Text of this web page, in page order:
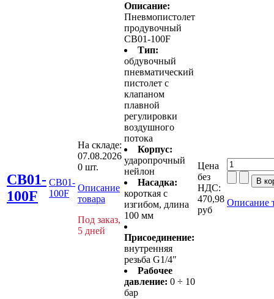
CB01-
100F
CB01-
100F
На складе:
07.08.2026
0 шт.
Описание
товара
Под заказ,
5 дней
Описание:
Пневмопистолет
продувочный
CB01-100F
Тип:
обдувочный
пневматический
пистолет с
клапаном
плавной
регулировки
воздушного
потока
Корпус:
ударопрочный
нейлон
Насадка:
короткая с
изгибом, длина
100 мм
Присоединение:
внутренняя
резьба G1/4″
Рабочее
давление: 0 ÷ 10
бар
Цена
без
НДС:
470,98
руб
Описание